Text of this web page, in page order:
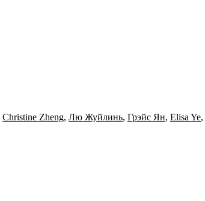
Christine Zheng, Лю Жуйлинь, Грэйс Ян, Elisa Ye,